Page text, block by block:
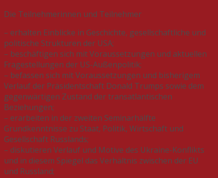
Die Teilnehmerinnen und Teilnehmer
– erhalten Einblicke in Geschichte, gesellschaftliche und
politische Strukturen der USA;
– beschäftigen sich mit Voraussetzungen und aktuellen
Fragestellungen der US-Außenpolitik;
– befassen sich mit Voraussetzungen und bisherigem
Verlauf der Präsidentschaft Donald Trumps sowie dem
gegenwärtigen Zustand der transatlantischen
Beziehungen;
– erarbeiten in der zweiten Seminarhälfte
Grundkenntnisse zu Staat, Politik, Wirtschaft und
Gesellschaft Russlands;
– diskutieren Verlauf und Motive des Ukraine-Konflikts
und in diesem Spiegel das Verhältnis zwischen der EU
und Russland;